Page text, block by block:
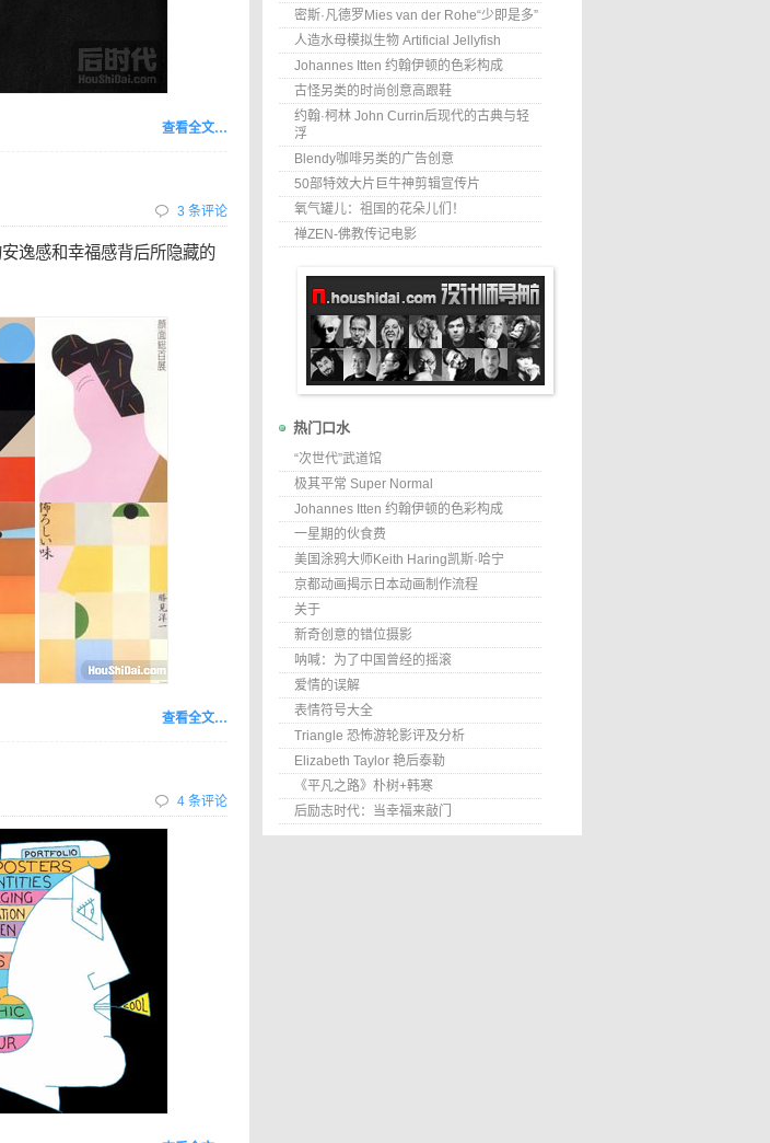
查看全文…
3 条评论
逸感和幸福感背后所隐藏的
查看全文…
4 条评论
密斯·凡德罗Mies van der Rohe“少即是多”
人造水母模拟生物 Artificial Jellyfish
Johannes Itten 约翰伊顿的色彩构成
古怪另类的时尚创意高跟鞋
约翰·柯林 John Currin后现代的古典与轻
浮
Blendy咖啡另类的广告创意
50部特效大片巨牛神剪辑宣传片
氧气罐儿：祖国的花朵儿们！
禅ZEN-佛教传记电影
热门口水
“次世代”武道馆
极其平常 Super Normal
Johannes Itten 约翰伊顿的色彩构成
一星期的伙食费
美国涂鸦大师Keith Haring凯斯·哈宁
京都动画揭示日本动画制作流程
关于
新奇创意的错位摄影
呐喊：为了中国曾经的摇滚
爱情的误解
表情符号大全
Triangle 恐怖游轮影评及分析
Elizabeth Taylor 艳后泰勒
《平凡之路》朴树+韩寒
后励志时代：当幸福来敲门